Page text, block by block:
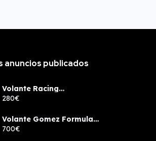
anuncios publicados
Volante Racing
components rcw sport
280€
Volante Gomez Formula
Pro Elite
700€